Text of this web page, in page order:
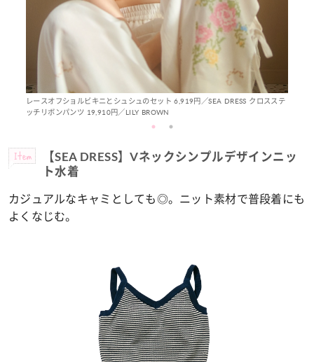
レースオフショルビキニとシュシュのセット 6,919円／SEA DRESS クロスステ
ッチリボンパンツ 19,910円／LILY BROWN
Item
【SEA DRESS】Vネックシンプルデザインニッ
ト水着
カジュアルなキャミとしても◎。ニット素材で普段着にも
よくなじむ。